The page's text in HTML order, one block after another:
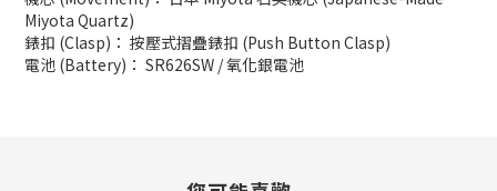
Miyota Quartz)
錶扣 (Clasp)： 按壓式摺疊錶扣 (Push Button Clasp)
電池 (Battery)： SR626SW / 氧化銀電池